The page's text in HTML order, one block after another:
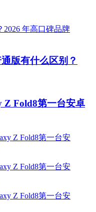
版有什么区别？
Z Fold8第一台安卓